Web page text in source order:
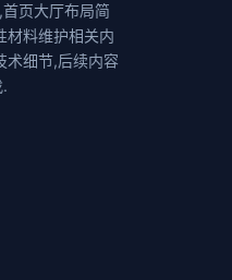
页大厅布局简
材料维护相关内
术细节,后续内容